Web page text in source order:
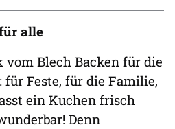
alle
vom Blech Backen für die
für Feste, für die Familie,
ein Kuchen frisch
Denn